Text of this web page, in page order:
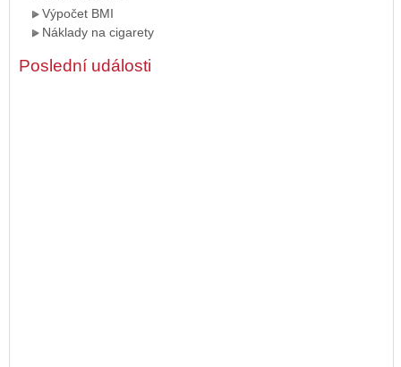
Výpočet BMI
Náklady na cigarety
Poslední události